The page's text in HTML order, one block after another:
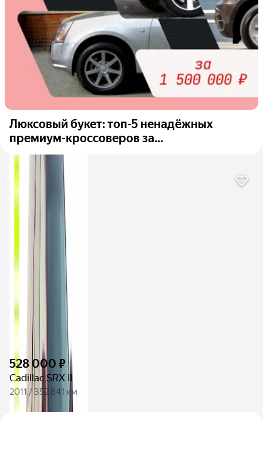
Люксовый букет: топ-5 ненадёжных
премиум-кроссоверов за...
528 000 ₽
Cadillac SRX II
2011 / 352 841 км